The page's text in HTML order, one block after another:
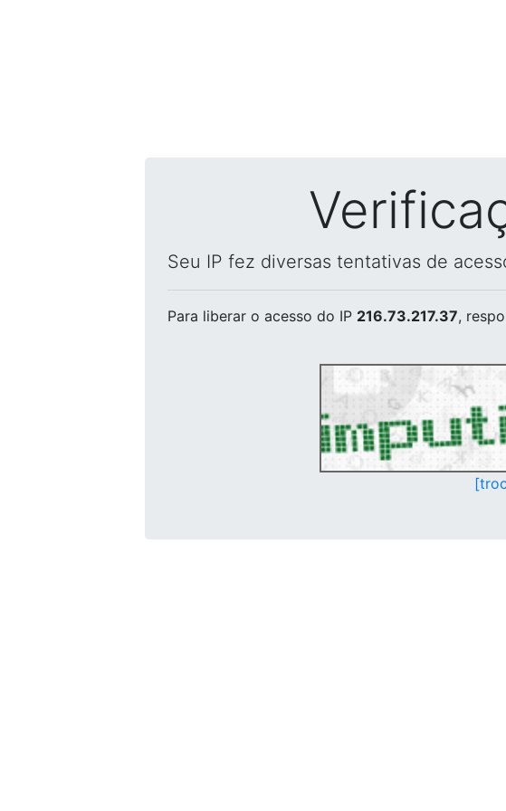
Seu IP fez diversas tentativas de
Para liberar o acesso do IP 216.73.217.37,